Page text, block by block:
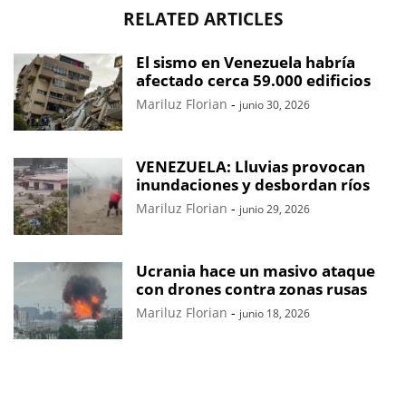
RELATED ARTICLES
El sismo en Venezuela habría
afectado cerca 59.000 edificios
Mariluz Florian - junio 30, 2026
VENEZUELA: Lluvias provocan
inundaciones y desbordan ríos
Mariluz Florian - junio 29, 2026
Ucrania hace un masivo ataque
con drones contra zonas rusas
Mariluz Florian - junio 18, 2026